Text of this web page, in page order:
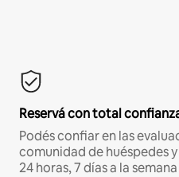
Reservá con total
Podés confiar en las
comunidad de huéspedes
24 horas, 7 días a la